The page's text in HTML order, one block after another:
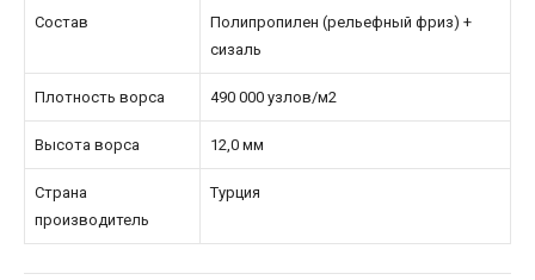
Состав
Полипропилен (рельефный фриз) +
сизаль
Плотность ворса 490 000 узлов/м2
Высота ворса 12,0 мм
Страна
производитель
Турция